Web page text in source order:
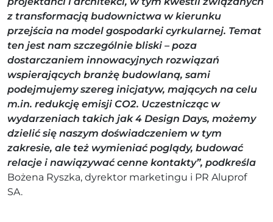
z transformacją budownictwa w kierunku
przejścia na model gospodarki cyrkularnej. Temat
ten jest nam szczególnie bliski – poza
dostarczaniem innowacyjnych rozwiązań
wspierających branżę budowlaną, sami
podejmujemy szereg inicjatyw, mających na celu
m.in. redukcję emisji CO2. Uczestnicząc w
wydarzeniach takich jak4 Design Days, możemy
dzielić się naszym doświadczeniem w tym
zakresie, ale też wymieniaćpoglądy, budować
relacje i nawiązywać cenne kontakty”, podkreśla
Bożena Ryszka, dyrektor marketingu i PR Aluprof
SA.